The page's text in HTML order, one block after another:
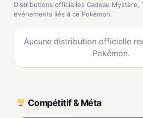
Distributions officielles Cadeau Mystère,
événements liés à ce Pokémon.
Aucune distribution officielle
Pokémon.
Compétitif & Méta